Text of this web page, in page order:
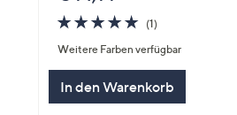
5.0
von
5
(1)1
Weitere Farben verfügbar
In den Warenkorb